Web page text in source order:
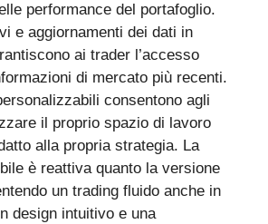
performance del portafoglio.
e aggiornamenti dei dati in
ai trader l’accesso
di mercato più recenti.
consentono agli
il proprio spazio di lavoro
alla propria strategia. La
è reattiva quanto la versione
un trading fluido anche in
design intuitivo e una